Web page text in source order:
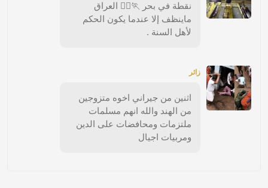
نقطة في بحر 🏃🚶‍♀️ العراق
ماينظف إلا عندما يكون الحكم
لأهل السنة .
زائر
اثنين من جيراني اخوه متزوجين
من الهند والله انهم مسلمات
ملتزمات ومحافضات على الدين
ومربيات اجيال